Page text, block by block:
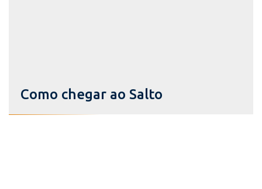
Como chegar ao Salto